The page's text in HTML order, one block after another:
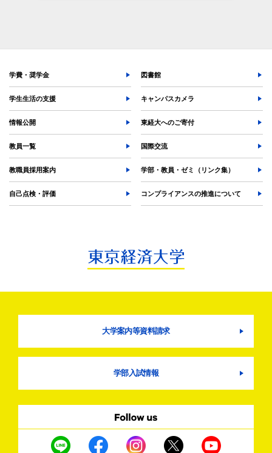
学費・奨学金 図書館
学生生活の支援 キャンパスカメラ
情報公開 東経大へのご寄付
教員一覧 国際交流
教職員採用案内 学部・教員・ゼミ（リンク集）
自己点検・評価 コンプライアンスの推進について
大学案内等資料請求
学部入試情報